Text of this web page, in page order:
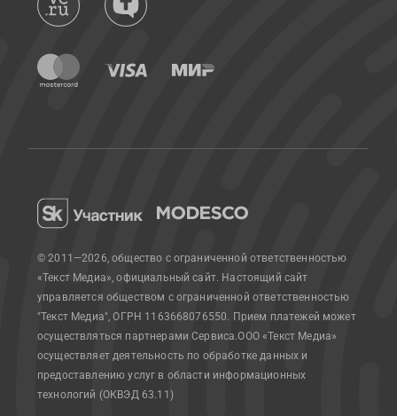
© 2011—2026, общество с ограниченной ответственностью
«Текст Медиа», официальный сайт. Настоящий сайт
управляется обществом с ограниченной ответственностью
"Текст Медиа", ОГРН 1163668076550. Прием платежей может
осуществляться партнерами Сервиса.ООО «Текст Медиа»
осуществляет деятельность по обработке данных и
предоставлению услуг в области информационных
технологий (ОКВЭД 63.11)